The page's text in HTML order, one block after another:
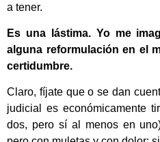
a tener.
Es una lástima. Yo me
alguna reformulación en el
certidumbre.
Claro, fíjate que o se dan
judicial es económicamente
dos, pero sí al menos en